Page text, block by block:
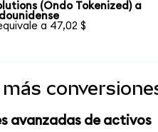
(Ondo Tokenized) a
a 47,02 $
avanzadas de activos